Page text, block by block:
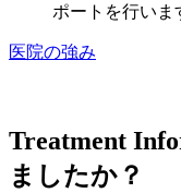
ポート を行いま
医院の強み
Treatment
ましたか？